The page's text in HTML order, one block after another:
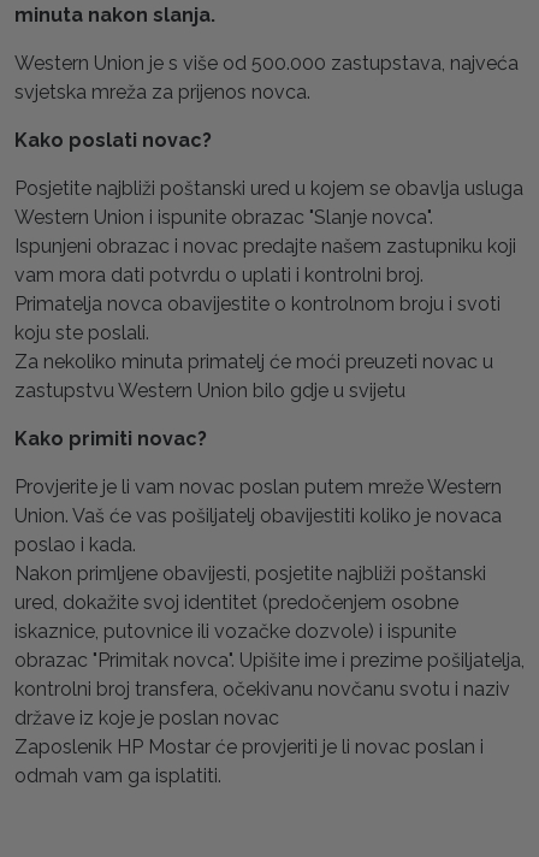
minuta nakon slanja.
Western Union je s više od 500.000 zastupstava, najveća
svjetska mreža za prijenos novca.
Kako poslati novac?
Posjetite najbliži poštanski ured u kojem se obavlja usluga
Western Union i ispunite obrazac "Slanje novca".
Ispunjeni obrazac i novac predajte našem zastupniku koji
vam mora dati potvrdu o uplati i kontrolni broj.
Primatelja novca obavijestite o kontrolnom broju i svoti
koju ste poslali.
Za nekoliko minuta primatelj će moći preuzeti novac u
zastupstvu Western Union bilo gdje u svijetu
Kako primiti novac?
Provjerite je li vam novac poslan putem mreže Western
Union. Vaš će vas pošiljatelj obavijestiti koliko je novaca
poslao i kada.
Nakon primljene obavijesti, posjetite najbliži poštanski
ured, dokažite svoj identitet (predočenjem osobne
iskaznice, putovnice ili vozačke dozvole) i ispunite
obrazac "Primitak novca". Upišite ime i prezime pošiljatelja,
kontrolni broj transfera, očekivanu novčanu svotu i naziv
države iz koje je poslan novac
Zaposlenik HP Mostar će provjeriti je li novac poslan i
odmah vam ga isplatiti.